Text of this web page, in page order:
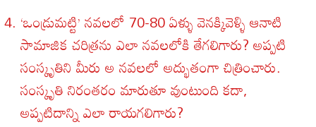
‘ఒండ్రుమట్టి’ నవలలో 70-80 ఏళ్ళు వెనక్కివెళ్ళి ఆనాటి
సామాజిక చరిత్రను ఎలా నవలలోకి తేగలిగారు? అప్పటి
సంస్కృతిని మీరు అ నవలలో అద్భుతంగా చిత్రించారు.
సంస్కృతి నిరంతరం మారుతూ వుంటుంది కదా,
అప్పటిదాన్ని ఎలా రాయగలిగారు?